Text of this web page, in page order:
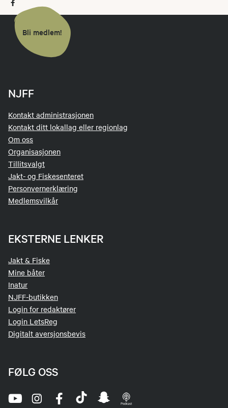
Bli medlem!
NJFF
Kontakt administrasjonen
Kontakt ditt lokallag eller regionlag
Om oss
Organisasjonen
Tillitsvalgt
Jakt- og Fiskesenteret
Personvernerklæring
Medlemsvilkår
EKSTERNE LENKER
Jakt & Fiske
Mine båter
Inatur
NJFF-butikken
Login for redaktører
Login LetsReg
Digitalt aversjonsbevis
FØLG OSS